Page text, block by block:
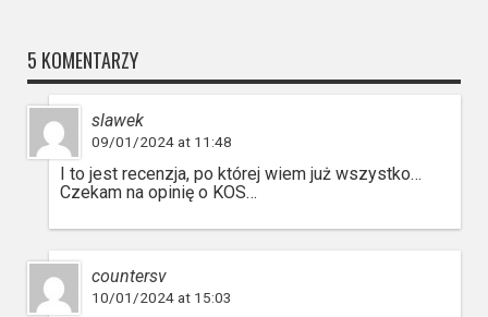
5 KOMENTARZY
slawek
09/01/2024 at 11:48
I to jest recenzja, po której wiem już wszystko…
Czekam na opinię o KOS…
countersv
10/01/2024 at 15:03